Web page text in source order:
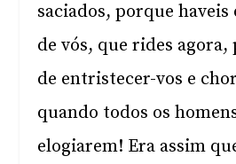
saciados, porque
de vós, que rides agora,
de entristecer-vos e
quando todos os
elogiarem! Era assim